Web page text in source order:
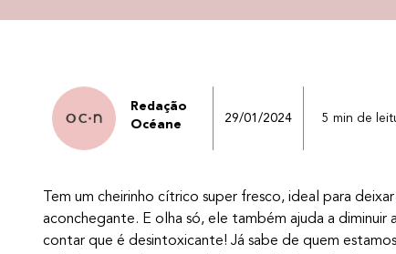
Redação
Océane
29/01/2024 5 min de
Tem um cheirinho cítrico super fresco, ideal para
aconchegante. E olha só, ele também ajuda a diminuir
contar que é desintoxicante! Já sabe de quem